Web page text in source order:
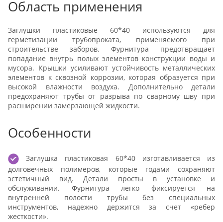
Область применения
Заглушки пластиковые 60*40 используются для
герметизации трубопроката, применяемого при
строительстве заборов. Фурнитура предотвращает
попадание внутрь полых элементов конструкции воды и
мусора. Крышки усиливают устойчивость металлических
элементов к сквозной коррозии, которая образуется при
высокой влажности воздуха. Дополнительно детали
предохраняют трубы от разрыва по сварному шву при
расширении замерзающей жидкости.
Особенности
Заглушка пластиковая 60*40 изготавливается из
долговечных полимеров, которые годами сохраняют
эстетичный вид. Детали просты в установке и
обслуживании. Фурнитура легко фиксируется на
внутренней полости трубы без специальных
инструментов, надежно держится за счет «ребер
жесткости».